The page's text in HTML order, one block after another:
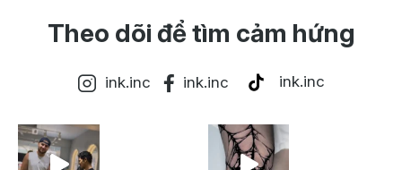
Theo dõi để tìm cảm hứng
ink.inc ink.inc ink.inc